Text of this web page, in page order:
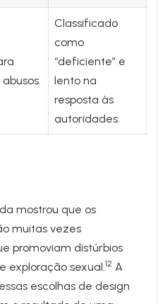
Classificado
como
“deficiente” e
lento na
resposta às
autoridades.
mostrou que os
muitas vezes
promoviam distúrbios
exploração sexual.12 A
escolhas de design